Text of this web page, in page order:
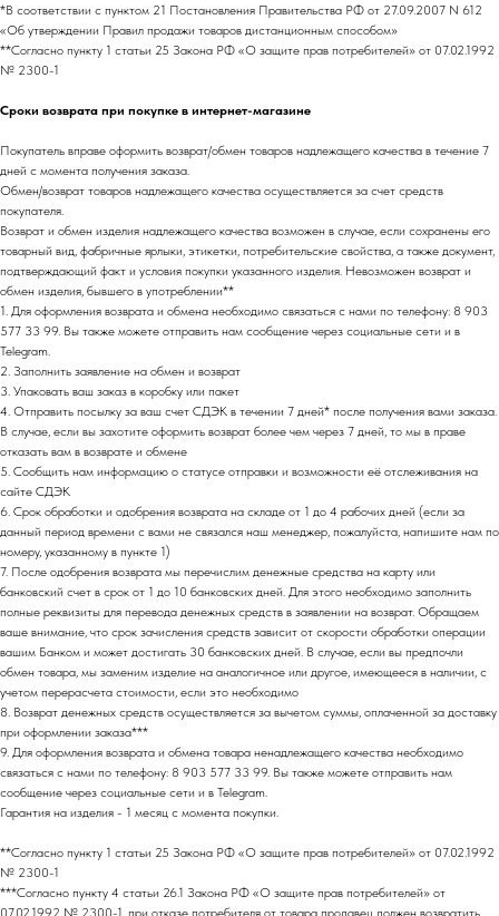
*В соответствии с пунктом 21 Постановления Правительства РФ от 27.09.2007 N 612
«Об утверждении Правил продажи товаров дистанционным способом»
**Согласно пункту 1 статьи 25 Закона РФ «О защите прав потребителей» от 07.02.1992
№ 2300-1
Сроки возврата при покупке в интернет-магазине
Покупатель вправе оформить возврат/обмен товаров надлежащего качества в течение 7
дней с момента получения заказа.
Обмен/возврат товаров надлежащего качества осуществляется за счет средств
покупателя.
Возврат и обмен изделия надлежащего качества возможен в случае, если сохранены его
товарный вид, фабричные ярлыки, этикетки, потребительские свойства, а также документ,
подтверждающий факт и условия покупки указанного изделия. Невозможен возврат и
обмен изделия, бывшего в употреблении**
1. Для оформления возврата и обмена необходимо связаться с нами по телефону: 8 903
577 33 99. Вы также можете отправить нам сообщение через социальные сети и в
Telegram.
2. Заполнить заявление на обмен и возврат
3. Упаковать ваш заказ в коробку или пакет
4. Отправить посылку за ваш счет СДЭК в течении 7 дней* после получения вами заказа.
В случае, если вы захотите оформить возврат более чем через 7 дней, то мы в праве
отказать вам в возврате и обмене
5. Сообщить нам информацию о статусе отправки и возможности её отслеживания на
сайте СДЭК
6. Срок обработки и одобрения возврата на складе от 1 до 4 рабочих дней (если за
данный период времени с вами не связался наш менеджер, пожалуйста, напишите нам по
номеру, указанному в пункте 1)
7. После одобрения возврата мы перечислим денежные средства на карту или
банковский счет в срок от 1 до 10 банковских дней. Для этого необходимо заполнить
полные реквизиты для перевода денежных средств в заявлении на возврат. Обращаем
ваше внимание, что срок зачисления средств зависит от скорости обработки операции
вашим Банком и может достигать 30 банковских дней. В случае, если вы предпочли
обмен товара, мы заменим изделие на аналогичное или другое, имеющееся в наличии, с
учетом перерасчета стоимости, если это необходимо
8. Возврат денежных средств осуществляется за вычетом суммы, оплаченной за доставку
при оформлении заказа***
9. Для оформления возврата и обмена товара ненадлежащего качества необходимо
связаться с нами по телефону: 8 903 577 33 99. Вы также можете отправить нам
сообщение через социальные сети и в Telegram.
Гарантия на изделия - 1 месяц с момента покупки.
**Согласно пункту 1 статьи 25 Закона РФ «О защите прав потребителей» от 07.02.1992
№ 2300-1
***Согласно пункту 4 статьи 26.1 Закона РФ «О защите прав потребителей» от
НАПИСАТЬ В TELEGRAM
НОВИНКИ ЭТОГО СЕЗОНА!